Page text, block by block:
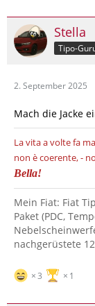
Stella
Tipo-
2. September 2025
Mach die Jacke
La vita a volte fa
non è coerente, -
Bella!
Mein Fiat: Fiat
Paket (PDC,
nachgerüstete
3 1